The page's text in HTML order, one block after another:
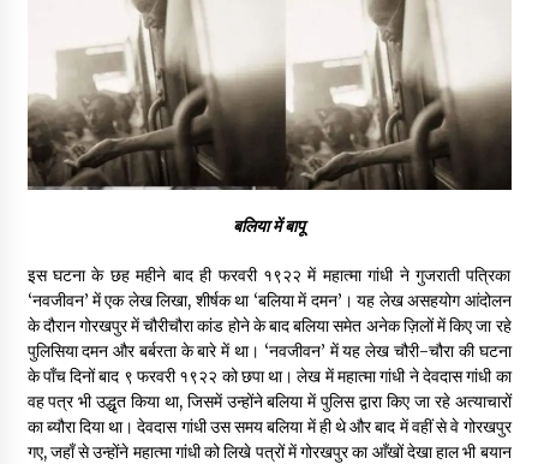
3 years ago
कैसे बचायें बच्चों का मन?
3 years ago
3 years ago
यह समझना ज़्यादा ज़रूरी कि किसको सत्ता में नहीं आना चाहिए
3 years ago
कुमार प्रशांत को मातृशोक
3 years ago
बलिया में बापू
इस घटना के छह महीने बाद ही फरवरी १९२२ में महात्मा गांधी ने गुजराती पत्रिका
‘नवजीवन’ में एक लेख लिखा, शीर्षक था ‘बलिया में दमन’। यह लेख असहयोग आंदोलन
के दौरान गोरखपुर में चौरीचौरा कांड होने के बाद बलिया समेत अनेक ज़िलों में किए जा रहे
पुलिसिया दमन और बर्बरता के बारे में था। ‘नवजीवन’ में यह लेख चौरी-चौरा की घटना
के पाँच दिनों बाद ९ फरवरी १९२२ को छपा था। लेख में महात्मा गांधी ने देवदास गांधी का
वह पत्र भी उद्धृत किया था, जिसमें उन्होंने बलिया में पुलिस द्वारा किए जा रहे अत्याचारों
का ब्यौरा दिया था। देवदास गांधी उस समय बलिया में ही थे और बाद में वहीं से वे गोरखपुर
गए, जहाँ से उन्होंने महात्मा गांधी को लिखे पत्रों में गोरखपुर का आँखों देखा हाल भी बयान